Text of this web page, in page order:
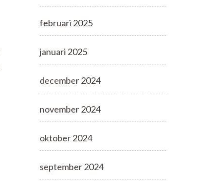
februari 2025
januari 2025
december 2024
november 2024
oktober 2024
september 2024